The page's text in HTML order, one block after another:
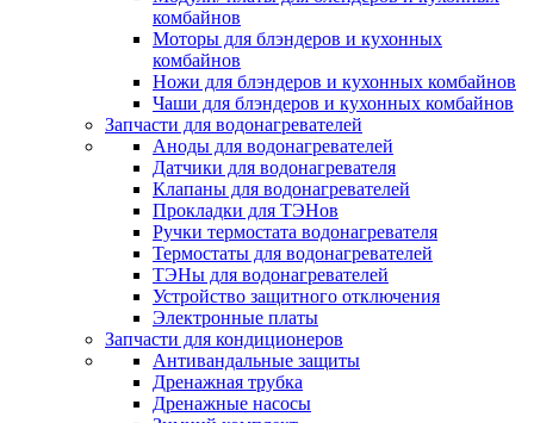
комбайнов
Моторы для блэндеров и кухонных
комбайнов
Ножи для блэндеров и кухонных комбайнов
Чаши для блэндеров и кухонных комбайнов
Запчасти для водонагревателей
Аноды для водонагревателей
Датчики для водонагревателя
Клапаны для водонагревателей
Прокладки для ТЭНов
Ручки термостата водонагревателя
Термостаты для водонагревателей
ТЭНы для водонагревателей
Устройство защитного отключения
Электронные платы
Запчасти для кондиционеров
Антивандальные защиты
Дренажная трубка
Дренажные насосы